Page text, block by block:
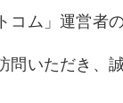
ム」運営者
いただき、